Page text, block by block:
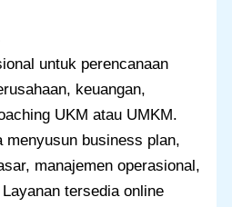
untuk perencanaan
keuangan,
UKM atau UMKM.
menyusun business plan,
manajemen operasional,
tersedia online